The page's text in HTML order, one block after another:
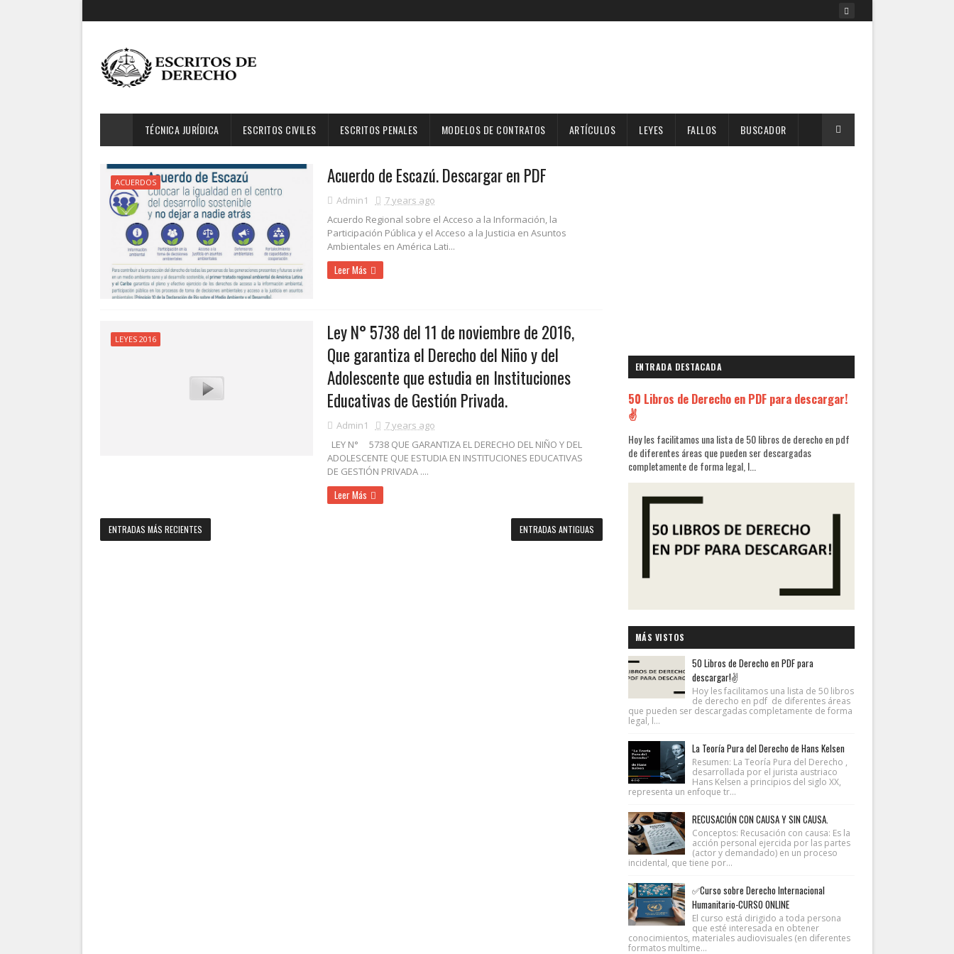
TÉCNICA JURÍDICA ESCRITOS CIVILES ESCRITOS PENALES MODELOS DE CONTRATOS ARTÍCULOS LEYES FALLOS BUSCADOR
ACUERDOS Acuerdo de Escazú. Descargar en PDF
Admin1
7 years ago
Acuerdo Regional sobre el Acceso a la Información, la
Participación Pública y el Acceso a la Justicia en Asuntos
Ambientales en América Lati...
Leer Más
LEYES 2016
Ley N° 5738 del 11 de noviembre de 2016,
Que garantiza el Derecho del Niño y del
Adolescente que estudia en Instituciones
Educativas de Gestión Privada.
Admin1
7 years ago
LEY N° 5738 QUE GARANTIZA EL DERECHO DEL NIÑO Y DEL
ADOLESCENTE QUE ESTUDIA EN INSTITUCIONES EDUCATIVAS
DE GESTIÓN PRIVADA ....
Leer Más
ENTRADAS MÁS RECIENTES ENTRADAS ANTIGUAS
ENTRADA DESTACADA
50 Libros de Derecho en PDF para descargar!
✌
Hoy les facilitamos una lista de 50 libros de derecho en pdf
de diferentes áreas que pueden ser descargadas
completamente de forma legal, l...
MÁS VISTOS
50 Libros de Derecho en PDF para
descargar!✌
Hoy les facilitamos una lista de 50 libros
de derecho en pdf de diferentes áreas
que pueden ser descargadas completamente de forma
legal, l...
La Teoría Pura del Derecho de Hans Kelsen
Resumen: La Teoría Pura del Derecho ,
desarrollada por el jurista austriaco
Hans Kelsen a principios del siglo XX,
representa un enfoque tr...
RECUSACIÓN CON CAUSA Y SIN CAUSA.
Conceptos: Recusación con causa: Es la
acción personal ejercida por las partes
(actor y demandado) en un proceso
incidental, que tiene por...
✅Curso sobre Derecho Internacional
Humanitario-CURSO ONLINE
El curso está dirigido a toda persona
que esté interesada en obtener
conocimientos, materiales audiovisuales (en diferentes
formatos multime...